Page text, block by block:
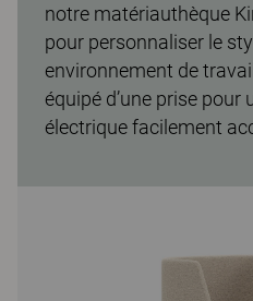
notre matériauthèque
pour personnaliser le
environnement de
équipé d’une prise
électrique facilement